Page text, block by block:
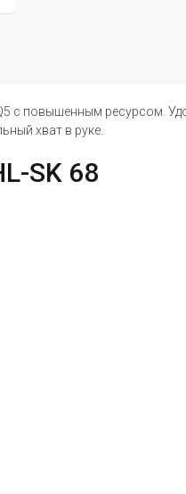
с повышенным ресурсом.
хват в руке.
SK 68